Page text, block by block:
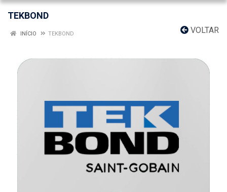
TEKBOND
VOLTAR
INÍCIO TEKBOND